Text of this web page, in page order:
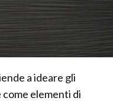
a ideare gli
elementi di